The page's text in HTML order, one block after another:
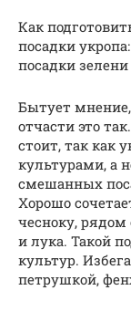
Как
посадки
посадки зелени
Бытует мнение,
отчасти это
стоит, так как
культурами, а
смешанных
Хорошо
чесноку,
и лука. Такой
культур.
петрушкой,